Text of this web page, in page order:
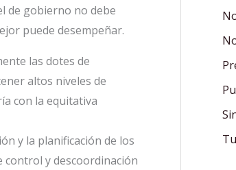
de gobierno no debe
puede desempeñar.
las dotes de
altos niveles de
con la equitativa
y la planificación de los
control y descoordinación